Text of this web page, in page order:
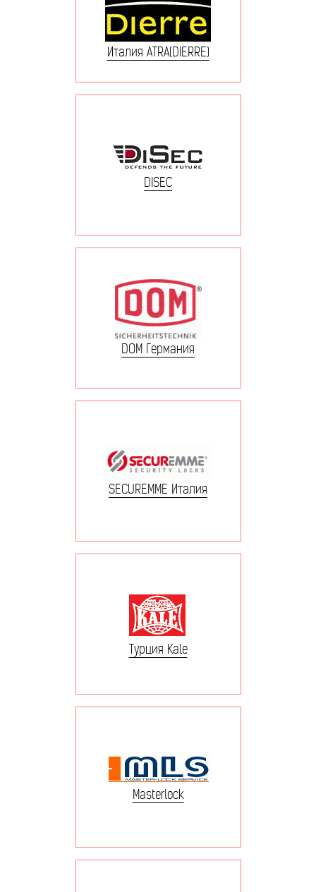
Италия ATRA(DIERRE)
DISEC
DOM Германия
SECUREMME Италия
Турция Kale
Masterlock